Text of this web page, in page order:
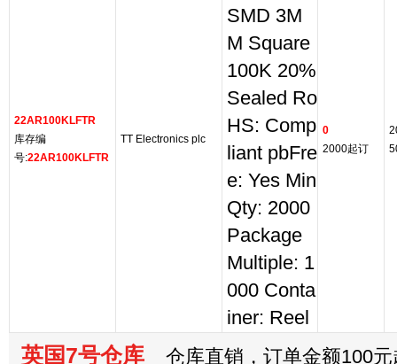
22AR100KLFTR
库存编
号:22AR100KLFTR
TT Electronics plc
SMD 3M
M Square
100K 20%
Sealed Ro
HS: Comp
liant pbFre
e: Yes Min
Qty: 2000
Package
Multiple: 1
000 Conta
iner: Reel
0
2000起订
英国7号仓库 仓库直销，订单金额100元